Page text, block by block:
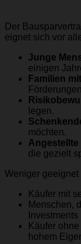
Der
eignet sich vor
Junge
einigen
Familien
legen.
möchten.
die gezielt
Weniger geeignet
Käufer mit
Menschen,
Käufer
hohem